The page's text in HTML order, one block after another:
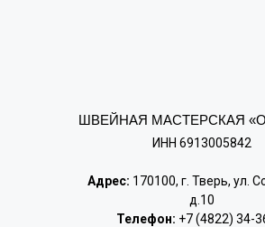
ШВЕЙНАЯ МАСТЕРСКАЯ
ИНН 6913005842
Адрес: 170100, г. Тверь, ул.
д.10
Телефон: +7 (4822) 34-